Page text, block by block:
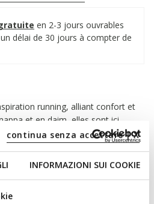
INFORMAZIONI SUI COOKIE
continua senza accettare | X
en 2-3 jours ouvrables
délai de 30 jours à compter de
running, alliant confort et
et en daim, elles sont ici
associant le blanc et le blanc
extérieure épaisse, les
de tous les jours avec une